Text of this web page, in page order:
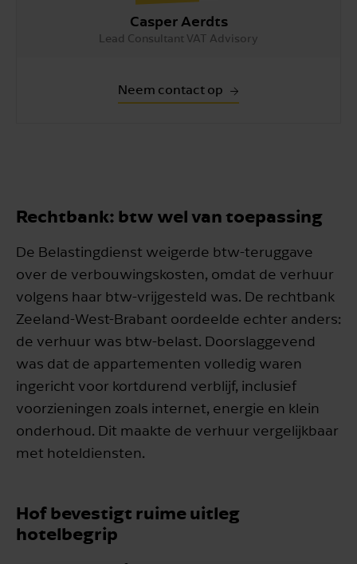
Casper Aerdts
Lead Consultant VAT Advisory
Neem contact op
Rechtbank: btw wel van toepassing
De Belastingdienst weigerde btw-teruggave
over de verbouwingskosten, omdat de verhuur
volgens haar btw-vrijgesteld was. De rechtbank
Zeeland-West-Brabant oordeelde echter anders:
de verhuur was btw-belast. Doorslaggevend
was dat de appartementen volledig waren
ingericht voor kortdurend verblijf, inclusief
voorzieningen zoals internet, energie en klein
onderhoud. Dit maakte de verhuur vergelijkbaar
met hoteldiensten.
Hof bevestigt ruime uitleg
hotelbegrip